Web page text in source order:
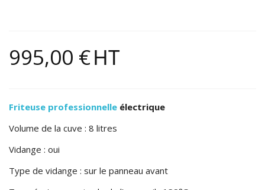
995,00 €HT
Friteuse professionnelle électrique
Volume de la cuve : 8 litres
Vidange : oui
Type de vidange : sur le panneau avant